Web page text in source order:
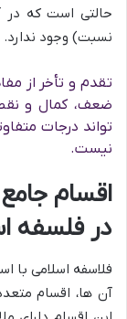
حالتی است که
نسبت) وجود ندارد.
تقدم و تأخر از
ضعف، کمال و
تواند درجات
نیست.
اقسام
در فلسفه
فلاسفه اسلامی با
آن ها، اقسام